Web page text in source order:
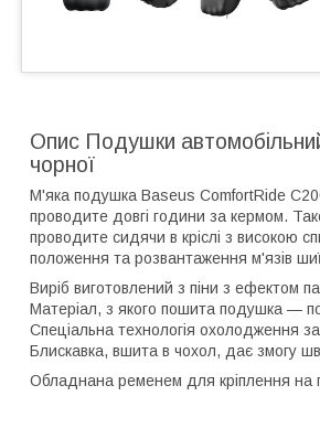
Опис Подушки
чорної
М'яка подушка Baseus ComfortRide
проводите довгі години за кермом.
проводите сидячи в кріслі з високою
положення та розвантаження м'язів
Виріб виготовлений з піни з ефектом
Матеріал, з якого пошита подушка —
Спеціальна технологія охолодження
Блискавка, вшита в чохол, дає змогу
Обладнана ременем для кріплення на